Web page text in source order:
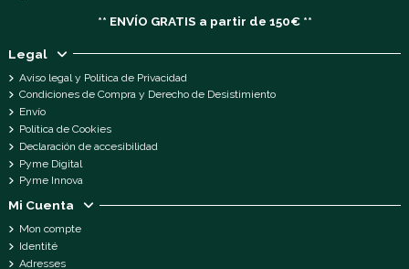
** ENVÍO GRATIS a partir de 150€ **
Legal
Aviso legal y Política de Privacidad
Condiciones de Compra y Derecho de Desistimiento
Envío
Política de Cookies
Declaración de accesibilidad
Pyme Digital
Pyme Innova
Mi Cuenta
Mon compte
Identité
Adresses